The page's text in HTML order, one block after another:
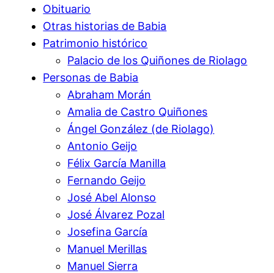
Obituario
Otras historias de Babia
Patrimonio histórico
Palacio de los Quiñones de Riolago
Personas de Babia
Abraham Morán
Amalia de Castro Quiñones
Ángel González (de Riolago)
Antonio Geijo
Félix García Manilla
Fernando Geijo
José Abel Alonso
José Álvarez Pozal
Josefina García
Manuel Merillas
Manuel Sierra